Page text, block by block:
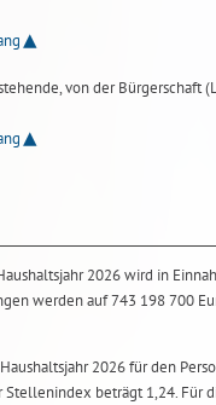
von der Bürgerschaft
2026 wird in
werden auf 743 198 700
2026 für den
beträgt 1,24. Für